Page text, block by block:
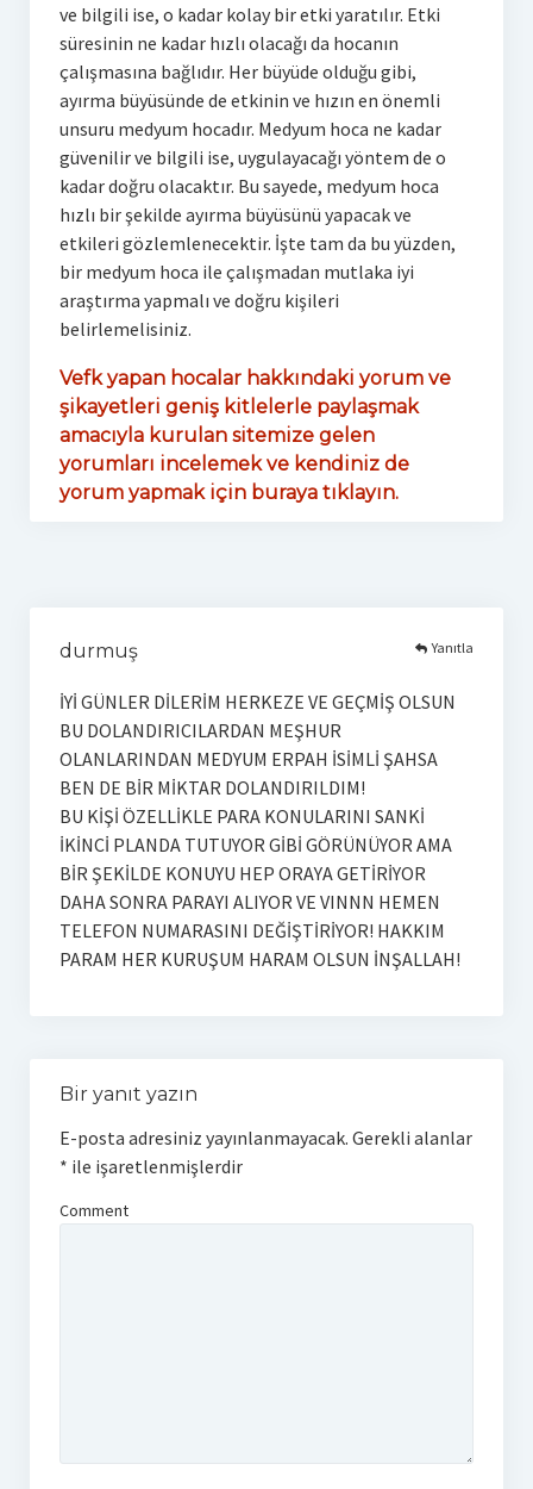
ve bilgili ise, o kadar kolay bir etki yaratılır. Etki
süresinin ne kadar hızlı olacağı da hocanın
çalışmasına bağlıdır. Her büyüde olduğu gibi,
ayırma büyüsünde de etkinin ve hızın en önemli
unsuru medyum hocadır. Medyum hoca ne kadar
güvenilir ve bilgili ise, uygulayacağı yöntem de o
kadar doğru olacaktır. Bu sayede, medyum hoca
hızlı bir şekilde ayırma büyüsünü yapacak ve
etkileri gözlemlenecektir. İşte tam da bu yüzden,
bir medyum hoca ile çalışmadan mutlaka iyi
araştırma yapmalı ve doğru kişileri
belirlemelisiniz.
Vefk yapan hocalar hakkındaki yorum ve
şikayetleri geniş kitlelerle paylaşmak
amacıyla kurulan sitemize gelen
yorumları incelemek ve kendiniz de
yorum yapmak için buraya tıklayın.
durmuş
İYİ GÜNLER DİLERİM HERKEZE VE GEÇMİŞ OLSUN
BU DOLANDIRICILARDAN MEŞHUR
OLANLARINDAN MEDYUM ERPAH İSİMLİ ŞAHSA
BEN DE BİR MİKTAR DOLANDIRILDIM!
BU KİŞİ ÖZELLİKLE PARA KONULARINI SANKİ
İKİNCİ PLANDA TUTUYOR GİBİ GÖRÜNÜYOR AMA
BİR ŞEKİLDE KONUYU HEP ORAYA GETİRİYOR
DAHA SONRA PARAYI ALIYOR VE VINNN HEMEN
TELEFON NUMARASINI DEĞİŞTİRİYOR! HAKKIM
PARAM HER KURUŞUM HARAM OLSUN İNŞALLAH!
Yanıtla
Bir yanıt yazın
E-posta adresiniz yayınlanmayacak. Gerekli alanlar
* ile işaretlenmişlerdir
Comment